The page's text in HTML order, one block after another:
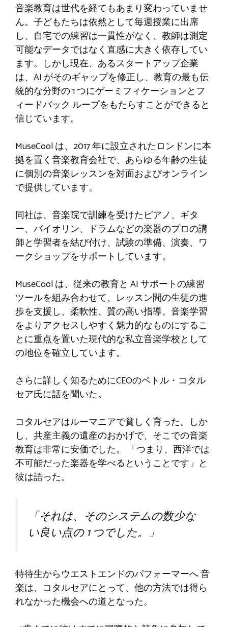
音楽教育は世代を経てもあまり変わっていませ
ん。子どもたちは依然として毎週授業に出席
し、自宅での練習は一貫性がなく、教師は測定
可能なデータではなく直感に大きく依存してい
ます。しかし現在、あるスタートアップ企業
は、AI がそのギャップを修正し、教育の最も伝
統的な分野の 1 つにゲーミフィケーションとフ
ィードバック ループをもたらすことができると
信じています。
MuseCool は、2017 年に設立されたロンドンに本
拠を置く音楽教育会社で、あらゆる年齢の生徒
に個別の音楽レッスンを対面およびオンライン
で提供しています。
同社は、音楽院で訓練を受けたピアノ、ギタ
ー、バイオリン、ドラムなどの楽器のプロの講
師と学習者を結び付け、試験の準備、演奏、ワ
ークショップをサポートしています。
MuseCool は、従来の教育と AI サポートの練習
ツールを組み合わせて、レッスン間の生徒の進
歩を支援し、柔軟性、質の高い指導、音楽学習
をよりアクセスしやすく魅力的なものにするこ
とに重点を置いた現代的な私立音楽学校として
の地位を確立しています。
さらに詳しく知るためにCEOのペトル・コタル
セア氏に話を聞いた。
コタルセアはルーマニアで貧しく育った。しか
し、共産主義の遺産のおかげで、そこでの音楽
教育は非常に安価でした。 「つまり、西洋では
不可能だった楽器を学べるということです」と
彼は語った。
「それは、そのシステムの数少な
い良い点の 1 つでした。」
特待生からウエストエンドのパフォーマーへ 音
楽は、コタルセアにとって、他の方法では得ら
れなかった機会への道となった。